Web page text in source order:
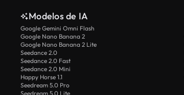
Modelos de IA
Google Gemini Omni Flash
Google Nano Banana 2
Google Nano Banana 2 Lite
Seedance 2.0
Seedance 2.0 Fast
Seedance 2.0 Mini
Happy Horse 1.1
Seedream 5.0 Pro
Seedream 5.0 Lite